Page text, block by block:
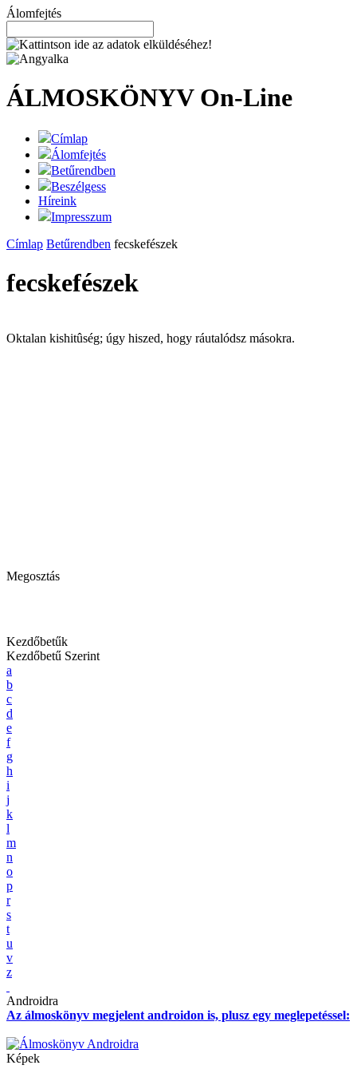
Álomfejtés
ÁLMOSKÖNYV On-Line
Címlap
Álomfejtés
Betűrendben
Beszélgess
Híreink
Impresszum
Címlap Betűrendben fecskefészek
fecskefészek
Oktalan kishitûség; úgy hiszed, hogy ráutalódsz másokra.
Megosztás
Kezdőbetűk
Kezdőbetű Szerint
a
b
c
d
e
f
g
h
i
j
k
l
m
n
o
p
r
s
t
u
v
z
Androidra
Az álmoskönyv megjelent androidon is, plusz egy meglepetéssel:
Képek